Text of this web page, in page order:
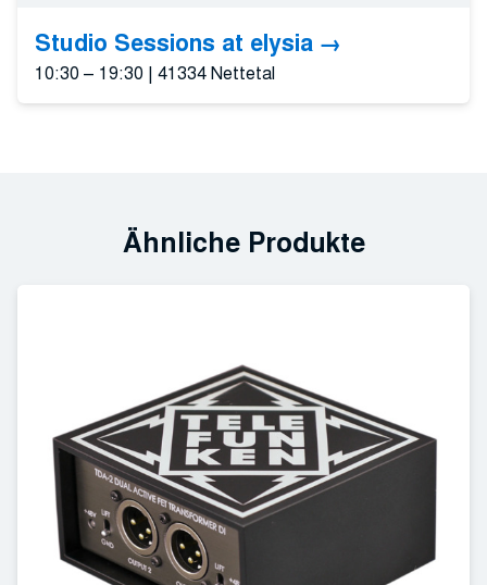
Studio Sessions at elysia
10:30 – 19:30 | 41334 Nettetal
Ähnliche Produkte